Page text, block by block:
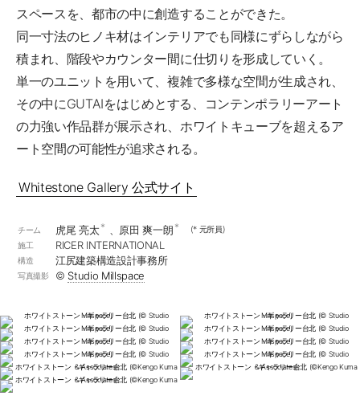
スペースを、都市の中に創造することができた。
同一寸法のヒノキ材はインテリアでも同様にずらしながら
積まれ、階段やカウンター間に仕切りを形成していく。
単一のユニットを用いて、複雑で多様な空間が生成され、
その中にGUTAIをはじめとする、コンテンポラリーアート
の力強い作品群が展示され、ホワイトキューブを超えるア
ート空間の可能性が追求される。
Whitestone Gallery 公式サイト
チーム 虎尾 亮太* 、原田 爽一朗 * (* 元所員)
施工 RICER INTERNATIONAL
構造 江尻建築構造設計事務所
写真撮影 ©︎ Studio Millspace